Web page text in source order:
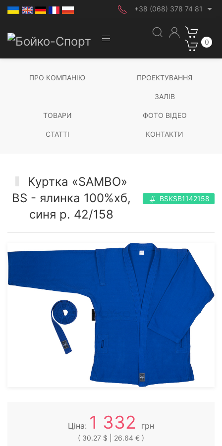
+38 (068) 378 74 81
0
ПРО КОМПАНІЮ ПРОЕКТУВАННЯ
ЗАЛІВ
ТОВАРИ ФОТО ВІДЕО
СТАТТІ КОНТАКТИ
Куртка «SAMBO»
BS - ялинка 100%хб,
синя р. 42/158
BSKSB1142158
Ціна: 1 332 грн
( 30.27 $ | 26.64 € )